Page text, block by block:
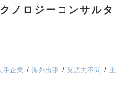
ノロジーコンサルタ
手企業 海外出張 英語力不問
土